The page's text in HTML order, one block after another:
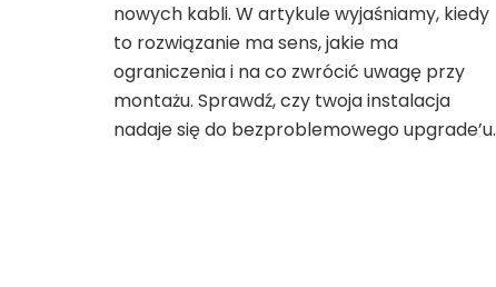
nowych kabli. W artykule wyjaśniamy, kiedy
to rozwiązanie ma sens, jakie ma
ograniczenia i na co zwrócić uwagę przy
montażu. Sprawdź, czy twoja instalacja
nadaje się do bezproblemowego upgrade’u.